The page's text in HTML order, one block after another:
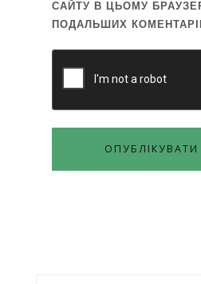
САЙТУ В ЦЬОМУ
ПОДАЛЬШИХ